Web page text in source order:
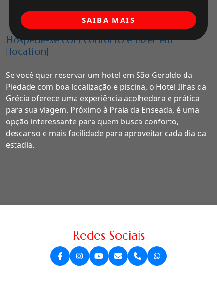
Hospede-se com conforto e lazer em
[location]
Se você quer reservar um hotel em São Geraldo da
Piedade com boa localização e piscina, o Hotel Ilhas da
Grécia oferece uma experiência acolhedora e prática
para sua viagem. Próximo à Praia da Enseada, é uma
opção interessante para quem busca conforto,
descanso e mais facilidade para aproveitar cada dia da
estadia.
SAIBA MAIS
Redes Sociais